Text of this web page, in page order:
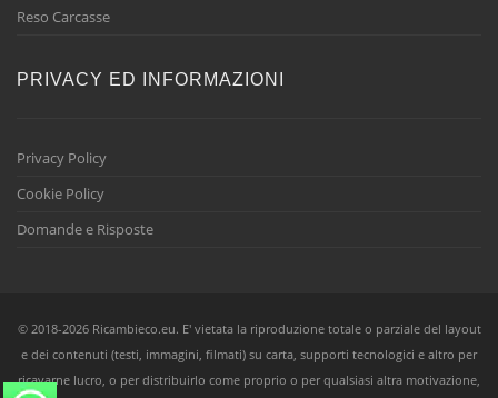
Reso Carcasse
PRIVACY ED INFORMAZIONI
Privacy Policy
Cookie Policy
Domande e Risposte
© 2018-2026 Ricambieco.eu. E' vietata la riproduzione totale o parziale del layout
e dei contenuti (testi, immagini, filmati) su carta, supporti tecnologici e altro per
ricavarne lucro, o per distribuirlo come proprio o per qualsiasi altra motivazione,